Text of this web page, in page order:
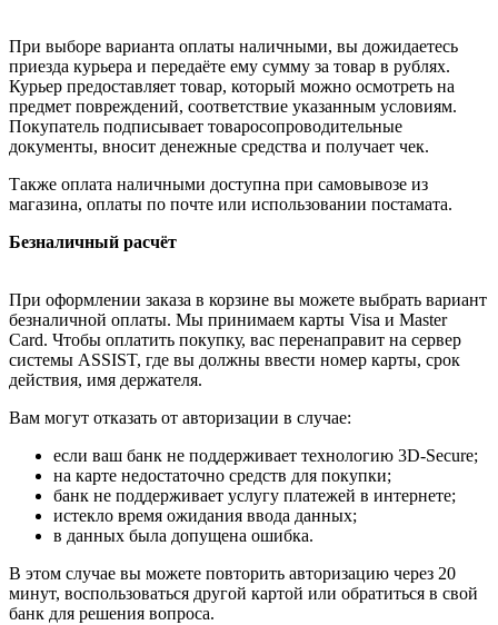
При выборе варианта оплаты наличными, вы дожидаетесь
приезда курьера и передаёте ему сумму за товар в рублях.
Курьер предоставляет товар, который можно осмотреть на
предмет повреждений, соответствие указанным условиям.
Покупатель подписывает товаросопроводительные
документы, вносит денежные средства и получает чек.
Также оплата наличными доступна при самовывозе из
магазина, оплаты по почте или использовании постамата.
Безналичный расчёт
При оформлении заказа в корзине вы можете выбрать вариант
безналичной оплаты. Мы принимаем карты Visa и Master
Card. Чтобы оплатить покупку, вас перенаправит на сервер
системы ASSIST, где вы должны ввести номер карты, срок
действия, имя держателя.
Вам могут отказать от авторизации в случае:
если ваш банк не поддерживает технологию 3D-Secure;
на карте недостаточно средств для покупки;
банк не поддерживает услугу платежей в интернете;
истекло время ожидания ввода данных;
в данных была допущена ошибка.
В этом случае вы можете повторить авторизацию через 20
минут, воспользоваться другой картой или обратиться в свой
банк для решения вопроса.